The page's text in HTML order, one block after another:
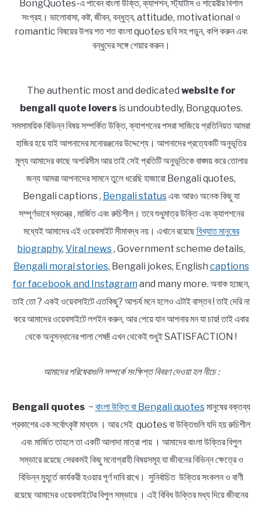
BongQuotes-এ পাবেন বাংলা উক্তি, ক্যাপশন, স্ট্যাটাস ও শায়েরীর বিশাল
সংগ্রহ। ভালোবাসা, কষ্ট, জীবন, বন্ধুত্ব, attitude, motivational ও
romantic বিষয়ের উপর শত শত বাংলা quotes ছবি সহ পড়ুন, কপি করুন এবং
বন্ধুদের সঙ্গে শেয়ার করুন।
The authentic most and dedicated website for
bengali quote loversis undoubtedly, Bongquotes.
সমসাময়িক বিভিন্ন বিষয় সম্পর্কিত উক্তি, ক্যাপশনের পসরা সাজিয়ে প্রতিনিয়ত আমরা
হাজির হয়ে যাই আপনাদের মনোরঞ্জনের উদ্দেশ্যে। আপনাদের প্রত্যেকটি অনুভূতির
মূল্য আমাদের কাছে অপরিসীম আর তাই সেই প্রতিটি অনুভূতিকে বাঙ্ময় করে তোলার
জন্য আমরা আপনাদের সামনে তুলে ধরেছি হাজারো Bengali quotes,
Bengali captions , Bengali statusএবং আরও অনেক কিছু যা
সম্পূর্ণভাবে স্বতন্ত্র , মার্জিত এবং রুচিশীল। তবে শুধুমাত্র উক্তি এবং ক্যাপশনের
মধ্যেই আমাদের এই ওয়েবসাইট সীমাবদ্ধ নয়। এখানে রয়েছেবিখ্যাত মানুষের
biography, Viral news, Government scheme details,
Bengali moral stories, Bengali jokes, English captions
for facebook and Instagram and many more. অবাক হচ্ছেন,
তাই তো ? একই ওয়েবসাইটে এতকিছু? আশ্চর্য মনে হলেও এটাই বাস্তব ! তাই দেরি না
করে আমাদের ওয়েবসাইটে লগইন করুন, আর পেয়ে যান আপনার মন যা চায়! তাই এবার
থেকে অনুসন্ধানের পালা শেষ!! এখন থেকেই শুধুই SATISFACTION !
আমাদের পরিষেবাগুলি সম্পর্কে সংক্ষিপ্ত বিবরণ দেওয়া হল নীচে :
Bengali quotes~ বাংলা উক্তি বা Bengali quotesমানুষের বক্তব্য
প্রকাশের এক সর্বোৎকৃষ্ট মাধ্যম । আর সেই quotes বা উক্তিগুলি যদি হয় রুচিশীল
এবং মার্জিত তাহলে তা একটি আলাদা মাত্রা পায় । আমাদের বাংলা উক্তির বিপুল
সম্ভারে রয়েছে সেরকমই কিছু মনোগ্রাহী বিষয়সমূহ যা জীবনের বিভিন্ন ক্ষেত্রে ও
বিভিন্ন মুহূর্তে কার্যকরী হওয়ার পূর্ণ দাবি রাখে। সুনির্বাচিত উক্তির সংকলন ও বাণী
রয়েছে আমাদের ওয়েবসাইটের বিপুল সম্ভারে । এই বিবিধ উক্তির মধ্য দিয়ে জীবনের